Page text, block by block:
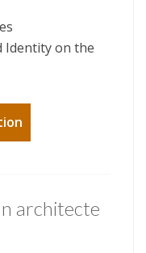
Identity on the
architecte